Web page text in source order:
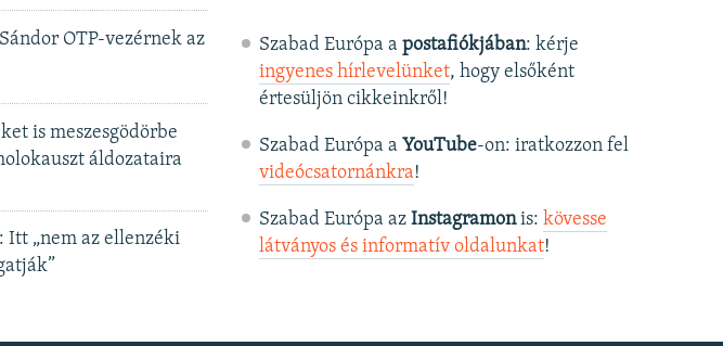
OTP-vezérnek az
is meszesgödörbe
áldozataira
Itt „nem az ellenzéki
Szabad Európa a postafiókjában: kérje
ingyenes hírlevelünket, hogy elsőként
értesüljön cikkeinkről!
Szabad Európa a YouTube-on: iratkozzon fel
videócsatornánkra!
Szabad Európa az Instagramonis: kövesse
látványos és informatív oldalunkat! ​